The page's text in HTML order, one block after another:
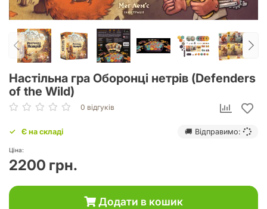
Настільна гра Оборонці нетрів (Defenders
of the Wild)
0 відгуків
Є на складі 🚚 Відправимо:
Ціна:
2200 грн.
Додати в кошик